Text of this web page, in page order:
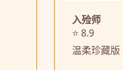
入殓师
⭐ 8.9
温柔珍藏版